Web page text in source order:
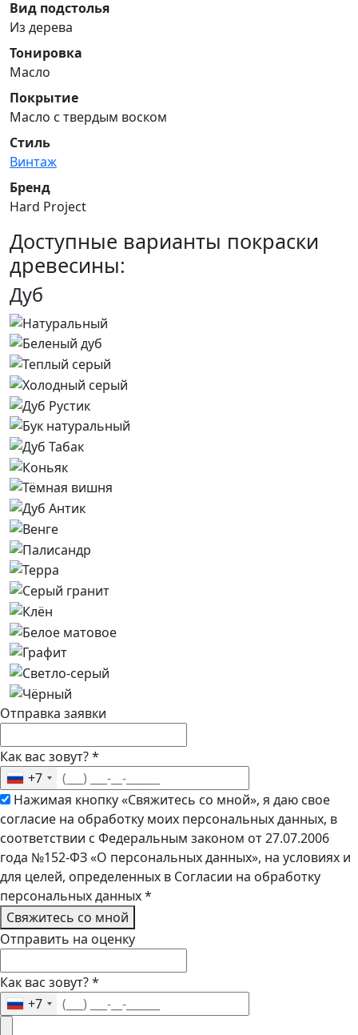
Вид подстолья
Из дерева
Тонировка
Масло
Покрытие
Масло с твердым воском
Стиль
Винтаж
Бренд
Hard Project
Доступные варианты покраски
древесины:
Дуб
Отправка заявки
Как вас зовут?*
+7
Нажимая кнопку «Свяжитесь со мной», я даю свое
согласие на обработку моих персональных данных, в
соответствии с Федеральным законом от 27.07.2006
года №152-ФЗ «О персональных данных», на условиях и
для целей, определенных в Согласии на обработку
персональных данных*
Свяжитесь со мной
Отправить на оценку
Как вас зовут?*
+7